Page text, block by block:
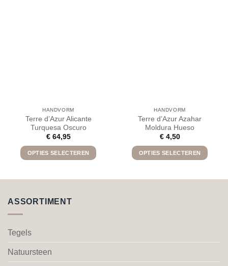
HANDVORM
Terre d’Azur Alicante
Turquesa Oscuro
€64,95
OPTIES SELECTEREN
meerdere
worden
HANDVORM
Terre d’Azur Azahar
Moldura Hueso
€4,50
OPTIES SELECTEREN
worden
ASSORTIMENT
Tegels
Natuursteen